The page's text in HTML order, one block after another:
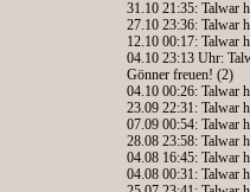
31.10 21:35: Talwar
27.10 23:36: Talwar
12.10 00:17: Talwar
04.10 23:13 Uhr:
Gönner freuen! (2)
04.10 00:26: Talwar
23.09 22:31: Talwar
07.09 00:54: Talwar
28.08 23:58: Talwar
04.08 16:45: Talwar
04.08 00:31: Talwar